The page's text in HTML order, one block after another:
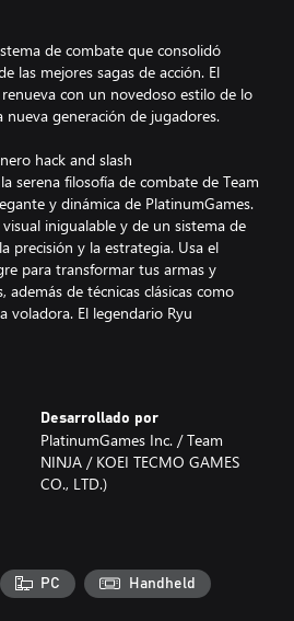
de combate que consolidó
las mejores sagas de acción. El
con un novedoso estilo de lo
generación de jugadores.
hack and slash
serena filosofía de combate de Team
y dinámica de PlatinumGames.
inigualable y de un sistema de
precisión y la estrategia. Usa el
para transformar tus armas y
además de técnicas clásicas como
voladora. El legendario Ryu
Gracias a su experiencia de
una trepidante aventura repleta de
de un antiguo enemigo. El
de Yakumo, un joven
a través de un ejército de
y criaturas sobrenaturales. Junto con
Desarrollado por
PlatinumGames Inc. / Team
NINJA / KOEI TECMO GAMES
CO., LTD.)
PC Handheld